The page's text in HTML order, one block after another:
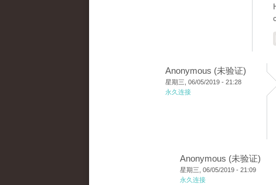
Anonymous (未验证)
星期三, 06/05/2019 - 21:28
永久连接
Anonymous (未验证)
星期三, 06/05/2019 - 21:09
永久连接